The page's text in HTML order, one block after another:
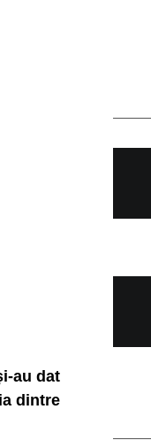
au dat
dintre